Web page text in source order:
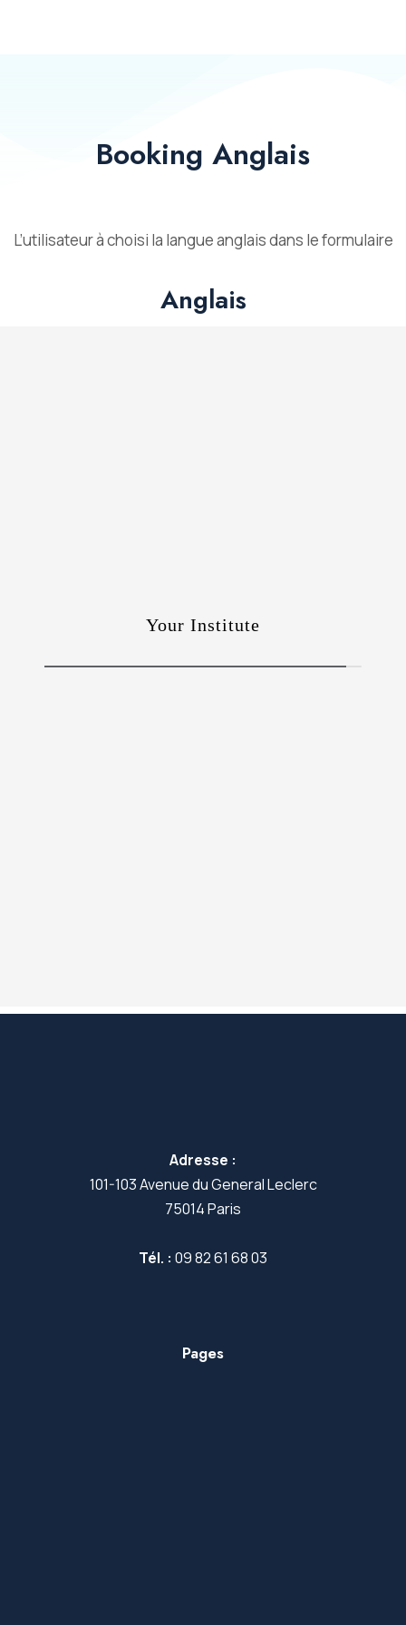
Booking Anglais
L’utilisateur à choisi la langue anglais dans le formulaire
Anglais
Adresse :
101-103 Avenue du General Leclerc
75014 Paris
Tél. : 09 82 61 68 03
Pages